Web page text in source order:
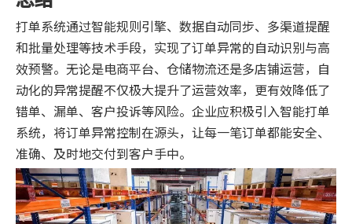
打单系统通过智能规则引擎、数据自动同步、多渠道提醒
和批量处理等技术手段，实现了订单异常的自动识别与高
效预警。无论是电商平台、仓储物流还是多店铺运营，自
动化的异常提醒不仅极大提升了运营效率，更有效降低了
错单、漏单、客户投诉等风险。企业应积极引入智能打单
系统，将订单异常控制在源头，让每一笔订单都能安全、
准确、及时地交付到客户手中。